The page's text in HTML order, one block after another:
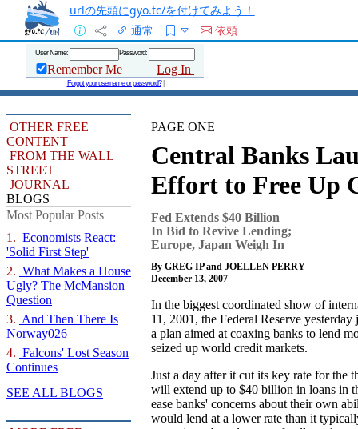
urlの先頭にgyo.tc/を付けてみよう！
通常
依頼